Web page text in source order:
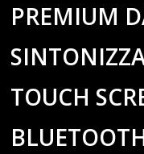
PREMIUM
TOUCH